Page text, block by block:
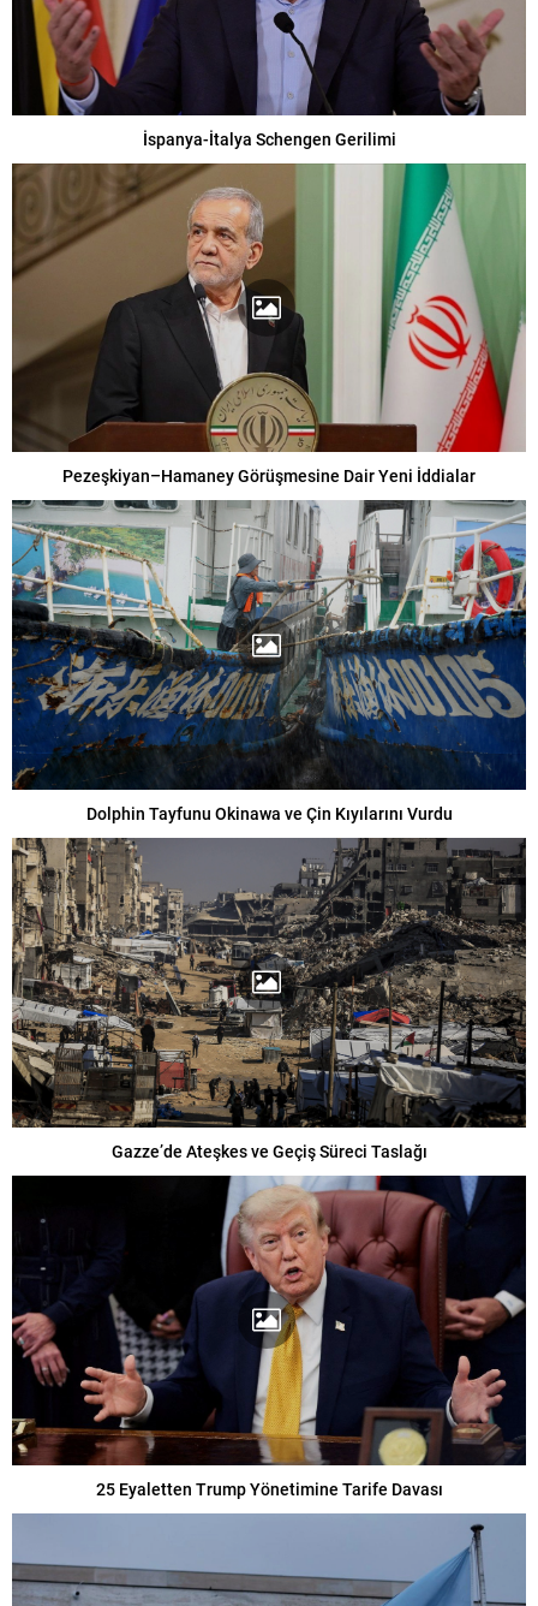
İspanya-İtalya Schengen Gerilimi
Pezeşkiyan–Hamaney Görüşmesine Dair Yeni İddialar
Dolphin Tayfunu Okinawa ve Çin Kıyılarını Vurdu
Gazze’de Ateşkes ve Geçiş Süreci Taslağı
25 Eyaletten Trump Yönetimine Tarife Davası